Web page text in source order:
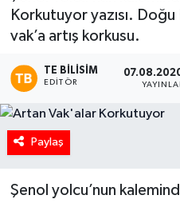
Korkutuyor yazısı.
vak’a artış korkusu.
TE BILISIM
EDITÖR
Paylaş
Şenol yolcu’nun
Son Dakika Haberleri
Haber Arşivi